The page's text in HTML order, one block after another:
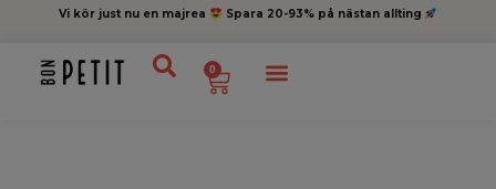
Vi kör just nu en majrea Spara 20-93% på nästan allting
0